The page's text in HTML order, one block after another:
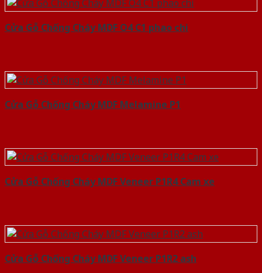
Cửa Gỗ Chống Cháy MDF O4 C1 phao chi
Cửa Gỗ Chống Cháy MDF Melamine P1
Cửa Gỗ Chống Cháy MDF Veneer P1R4 Cam xe
Cửa Gỗ Chống Cháy MDF Veneer P1R2 ash